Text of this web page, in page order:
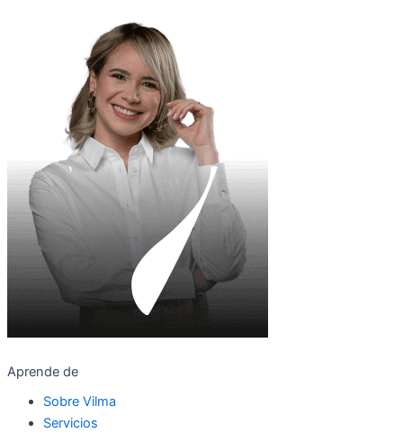
Aprende de
Sobre Vilma
Servicios